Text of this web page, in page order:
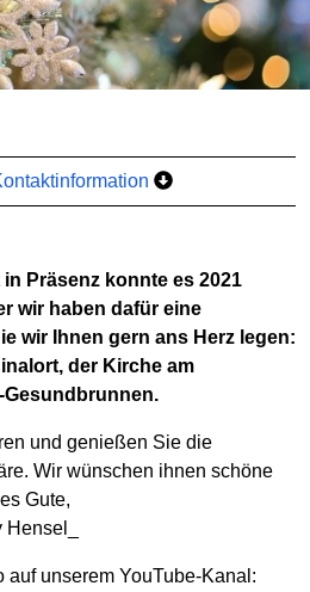
Präsenz konnte es 2021
wir haben dafür eine
wir Ihnen gern ans Herz legen:
der Kirche am
und genießen Sie die
Wir wünschen ihnen schöne
Gute,
auf unserem YouTube-Kanal: